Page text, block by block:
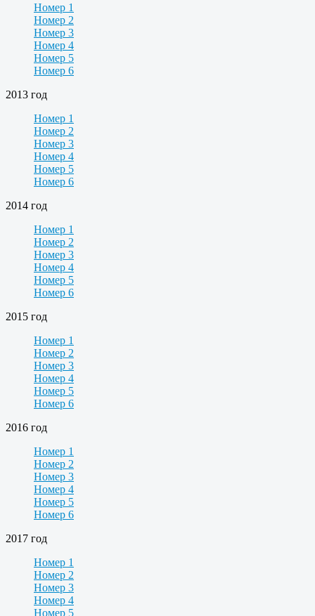
Номер 1
Номер 2
Номер 3
Номер 4
Номер 5
Номер 6
2013 год
Номер 1
Номер 2
Номер 3
Номер 4
Номер 5
Номер 6
2014 год
Номер 1
Номер 2
Номер 3
Номер 4
Номер 5
Номер 6
2015 год
Номер 1
Номер 2
Номер 3
Номер 4
Номер 5
Номер 6
2016 год
Номер 1
Номер 2
Номер 3
Номер 4
Номер 5
Номер 6
2017 год
Номер 1
Номер 2
Номер 3
Номер 4
Номер 5